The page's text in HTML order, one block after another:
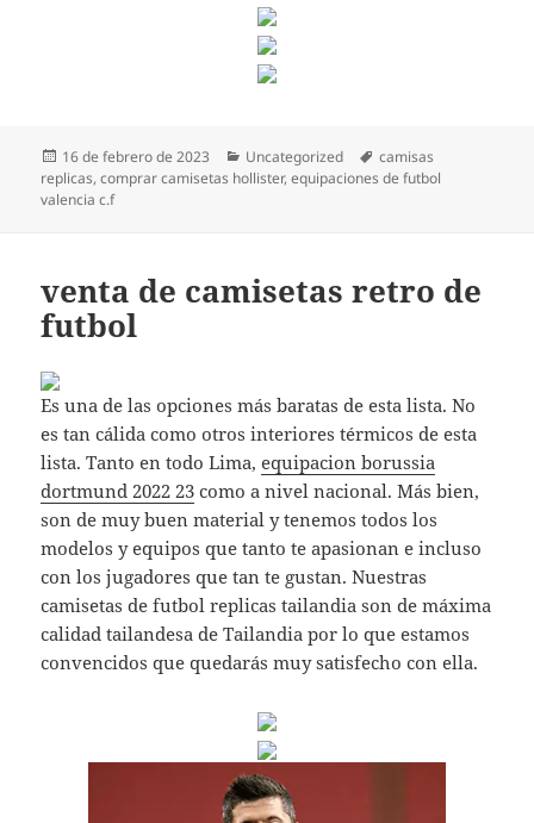
Publicado
el
16 de febrero de 2023 Categorías
Uncategorized Etiquetas
camisas
replicas,comprar camisetas hollister,equipaciones de futbol
valencia c.f
venta de camisetas retro de
futbol
Es una de las opciones más baratas de esta lista. No
es tan cálida como otros interiores térmicos de esta
lista. Tanto en todo Lima,equipacion borussia
dortmund 2022 23 como a nivel nacional. Más bien,
son de muy buen material y tenemos todos los
modelos y equipos que tanto te apasionan e incluso
con los jugadores que tan te gustan. Nuestras
camisetas de futbol replicas tailandia son de máxima
calidad tailandesa de Tailandia por lo que estamos
convencidos que quedarás muy satisfecho con ella.